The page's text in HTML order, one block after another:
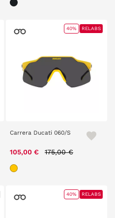
Carrera Ducati 060/S
105,00 € Price reduced from
175,00 €
40% RELABS
40% RELABS